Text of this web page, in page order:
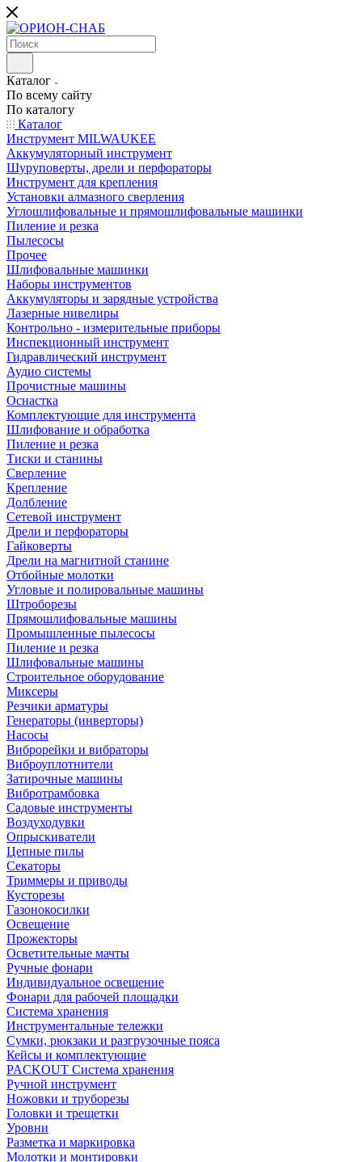
Каталог
По всему сайту
По каталогу
Каталог
Инструмент MILWAUKEE
Аккумуляторный инструмент
Шуруповерты, дрели и перфораторы
Инструмент для крепления
Установки алмазного сверления
Углошлифовальные и прямошлифовальные машинки
Пиление и резка
Пылесосы
Прочее
Шлифовальные машинки
Наборы инструментов
Аккумуляторы и зарядные устройства
Лазерные нивелиры
Контрольно - измерительные приборы
Инспекционный инструмент
Гидравлический инструмент
Аудио системы
Прочистные машины
Оснастка
Комплектующие для инструмента
Шлифование и обработка
Пиление и резка
Тиски и станины
Сверление
Крепление
Долбление
Сетевой инструмент
Дрели и перфораторы
Гайковерты
Дрели на магнитной станине
Отбойные молотки
Угловые и полировальные машины
Штроборезы
Прямошлифовальные машины
Промышленные пылесосы
Пиление и резка
Шлифовальные машины
Строительное оборудование
Миксеры
Резчики арматуры
Генераторы (инверторы)
Насосы
Виброрейки и вибраторы
Виброуплотнители
Затирочные машины
Вибротрамбовка
Садовые инструменты
Воздуходувки
Опрыскиватели
Цепные пилы
Секаторы
Триммеры и приводы
Кусторезы
Газонокосилки
Освещение
Прожекторы
Осветительные мачты
Ручные фонари
Индивидуальное освещение
Фонари для рабочей площадки
Система хранения
Инструментальные тележки
Сумки, рюкзаки и разгрузочные пояса
Кейсы и комплектующие
PACKOUT Система хранения
Ручной инструмент
Ножовки и труборезы
Головки и трещетки
Уровни
Разметка и маркировка
Молотки и монтировки